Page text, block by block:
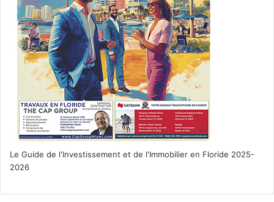
Le Guide de l'Investissement et de l'Immobilier en Floride 2025-
2026